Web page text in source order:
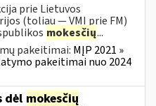
prie Lietuvos
(toliau — VMI prie FM)
mokesčių...
pakeitimai: MĮP 2021 »
pakeitimai nuo 2024
dėl mokesčių